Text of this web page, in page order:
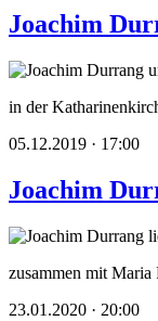
Joachim
in der
05.12.2019 · 17:00
Joachim
zusammen mit
23.01.2020 · 20:00